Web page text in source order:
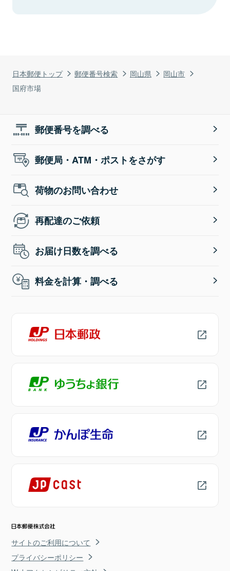
日本郵便トップ 郵便番号検索 岡山県
岡山市
国府市場
郵便番号を調べる
郵便局・ATM・ポストをさがす
荷物のお問い合わせ
再配達のご依頼
お届け日数を調べる
料金を計算・調べる
サイトのご利用について
プライバシーポリシー